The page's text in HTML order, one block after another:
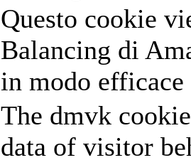
Questo cookie
Balancing di
in modo
The dmvk
data of visitor